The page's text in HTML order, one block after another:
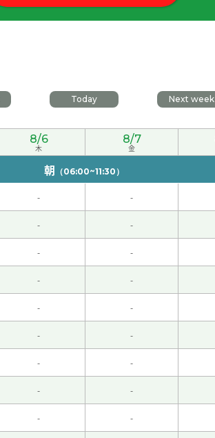
( 50代 男性 )
ました。楽しかったです！
Today Next week
8/6
木
8/7
金
朝 （06:00~11:30）
- -
- -
- -
- -
- -
- -
- -
- -
- -